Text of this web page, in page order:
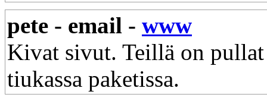
pete - email - www
Kivat sivut. Teillä on
tiukassa paketissa.